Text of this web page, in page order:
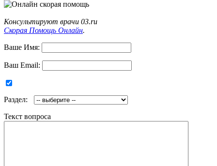
Консультируют врачи 03.ru
Скорая Помощь Онлайн.
Ваше Имя:
Ваш Email:
Раздел:
Текст вопроса